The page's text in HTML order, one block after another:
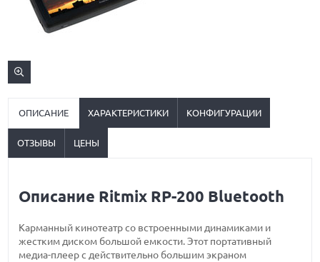
ОПИСАНИЕ ХАРАКТЕРИСТИКИ КОНФИГУРАЦИИ
ОТЗЫВЫ ЦЕНЫ
Описание Ritmix RP-200 Bluetooth
Карманный кинотеатр со встроенными динамиками и
жестким диском большой емкости. Этот портативный
медиа-плеер с действительно большим экраном